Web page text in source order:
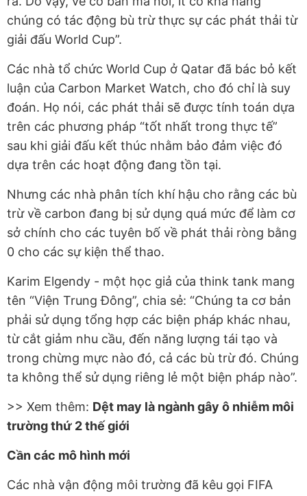
chúng có tác động bù trừ thực sự các phát thải từ
giải đấu World Cup”.
Các nhà tổ chức World Cup ở Qatar đã bác bỏ kết
luận của Carbon Market Watch, cho đó chỉ là suy
đoán. Họ nói, các phát thải sẽ được tính toán dựa
trên các phương pháp “tốt nhất trong thực tế”
sau khi giải đấu kết thúc nhằm bảo đảm việc đó
dựa trên các hoạt động đang tồn tại.
Nhưng các nhà phân tích khí hậu cho rằng các bù
trừ về carbon đang bị sử dụng quá mức để làm cơ
sở chính cho các tuyên bố về phát thải ròng bằng
0 cho các sự kiện thể thao.
Karim Elgendy - một học giả của think tank mang
tên “Viện Trung Đông”, chia sẻ: “Chúng ta cơ bản
phải sử dụng tổng hợp các biện pháp khác nhau,
từ cắt giảm nhu cầu, đến năng lượng tái tạo và
trong chừng mực nào đó, cả các bù trừ đó. Chúng
ta không thể sử dụng riêng lẻ một biện pháp nào”.
>> Xem thêm: Dệt may là ngành gây ô nhiễm môi
trường thứ 2 thế giới
Cần các mô hình mới
Các nhà vận động môi trường đã kêu gọi FIFA